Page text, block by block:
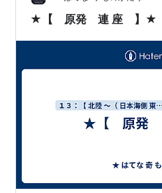
★【 原発 連 座 】★